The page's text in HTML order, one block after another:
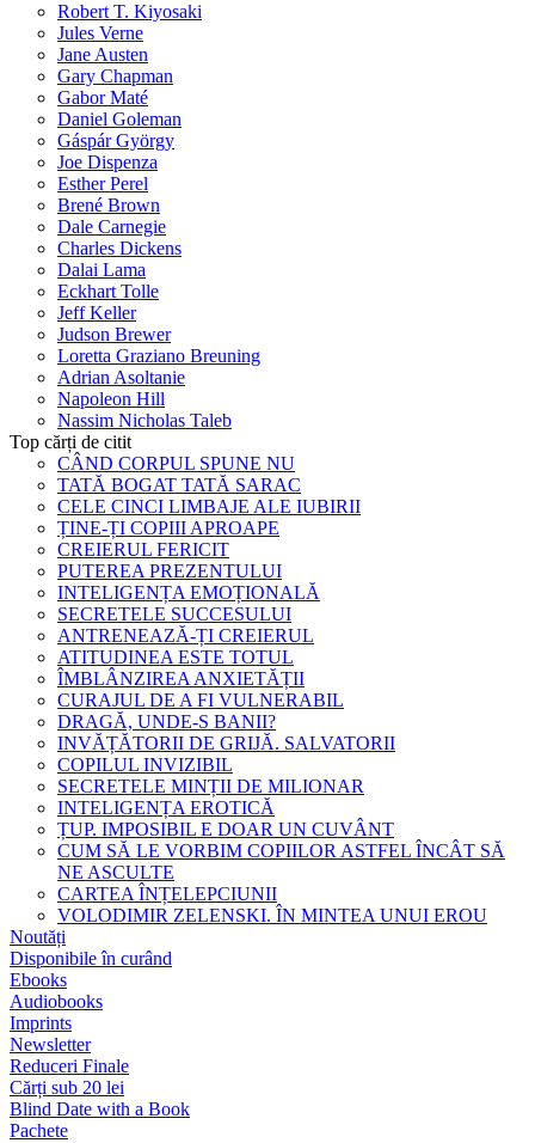
Robert T. Kiyosaki
Jules Verne
Jane Austen
Gary Chapman
Gabor Maté
Daniel Goleman
Gáspár György
Joe Dispenza
Esther Perel
Brené Brown
Dale Carnegie
Charles Dickens
Dalai Lama
Eckhart Tolle
Jeff Keller
Judson Brewer
Loretta Graziano Breuning
Adrian Asoltanie
Napoleon Hill
Nassim Nicholas Taleb
Top cărți de citit
CÂND CORPUL SPUNE NU
TATĂ BOGAT TATĂ SARAC
CELE CINCI LIMBAJE ALE IUBIRII
ȚINE-ȚI COPIII APROAPE
CREIERUL FERICIT
PUTEREA PREZENTULUI
INTELIGENȚA EMOȚIONALĂ
SECRETELE SUCCESULUI
ANTRENEAZĂ-ȚI CREIERUL
ATITUDINEA ESTE TOTUL
ÎMBLÂNZIREA ANXIETĂȚII
CURAJUL DE A FI VULNERABIL
DRAGĂ, UNDE-S BANII?
INVĂȚĂTORII DE GRIJĂ. SALVATORII
COPILUL INVIZIBIL
SECRETELE MINȚII DE MILIONAR
INTELIGENȚA EROTICĂ
ȚUP. IMPOSIBIL E DOAR UN CUVÂNT
CUM SĂ LE VORBIM COPIILOR ASTFEL ÎNCÂT SĂ
NE ASCULTE
CARTEA ÎNȚELEPCIUNII
VOLODIMIR ZELENSKI. ÎN MINTEA UNUI EROU
Noutăți
Disponibile în curând
Ebooks
Audiobooks
Imprints
Newsletter
Reduceri Finale
Cărți sub 20 lei
Blind Date with a Book
Pachete